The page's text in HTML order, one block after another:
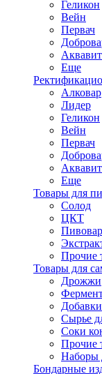
Геликон
Вейн
Первач
Аквавит
Еще
Алковар
Лидер
Геликон
Вейн
Первач
Аквавит
Еще
Товары для
Солод
ЦКТ
Прочие
Товары для
Дрожжи
Добавки
Сырье
Соки
Прочие
Наборы
Бондарные